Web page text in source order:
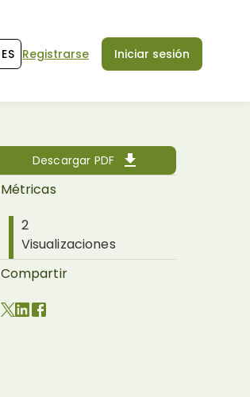
ES Registrarse Iniciar sesión
Descargar PDF
Métricas
2
Visualizaciones
Compartir